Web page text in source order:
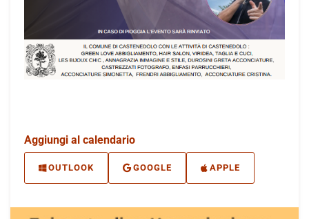
Aggiungi al calendario
OUTLOOK GOOGLE APPLE